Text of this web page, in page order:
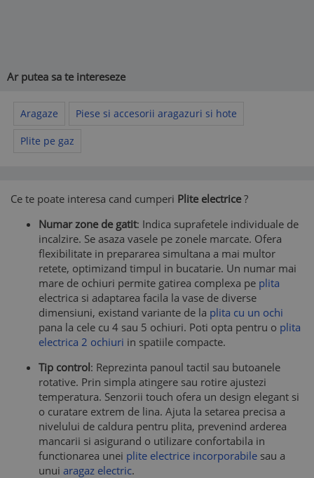
Ar putea sa te intereseze
Aragaze Piese si accesorii aragazuri si hote
Plite pe gaz
Ce te poate interesa cand cumperi Plite electrice?
Numar zone de gatit: Indica suprafetele individuale de
incalzire. Se asaza vasele pe zonele marcate. Ofera
flexibilitate in prepararea simultana a mai multor
retete, optimizand timpul in bucatarie. Un numar mai
mare de ochiuri permite gatirea complexa pe plita
electrica si adaptarea facila la vase de diverse
dimensiuni, existand variante de la plita cu un ochi
pana la cele cu 4 sau 5 ochiuri. Poti opta pentru o plita
electrica 2 ochiuri in spatiile compacte.
Tip control: Reprezinta panoul tactil sau butoanele
rotative. Prin simpla atingere sau rotire ajustezi
temperatura. Senzorii touch ofera un design elegant si
o curatare extrem de lina. Ajuta la setarea precisa a
nivelului de caldura pentru plita, prevenind arderea
mancarii si asigurand o utilizare confortabila in
functionarea unei plite electrice incorporabile sau a
unui aragaz electric.